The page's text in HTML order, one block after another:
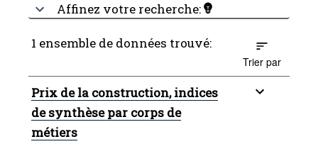
Affinez votre recherche:
1 ensemble de données trouvé:
Trier par
Prix de la construction, indices
de synthèse par corps de
métiers